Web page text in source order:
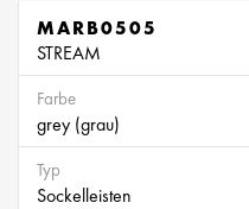
MARB0505
STREAM
Farbe
grey (grau)
Typ
Sockelleisten